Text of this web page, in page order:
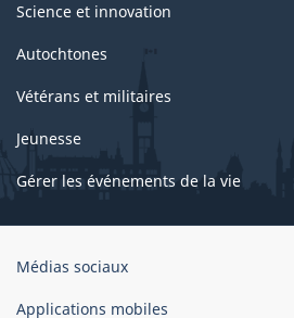
Science et innovation
Autochtones
Vétérans et militaires
Jeunesse
Gérer les événements de la vie
Organisation
gouvernement
Médias sociaux
Applications mobiles